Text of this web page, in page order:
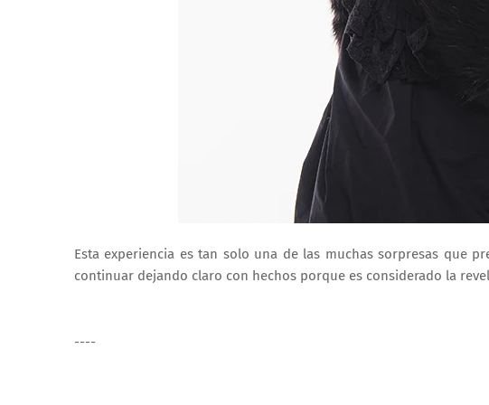
Esta experiencia es tan solo una de las muchas sorpresas que
continuar dejando claro con hechos porque es considerado la
----